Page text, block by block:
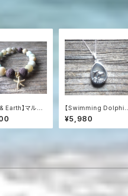
Earth】マルチ
イトと焦茶熔岩
アロマブレス
スターフィッシ
【Swimming Dolphin
s】カルセドニーの海を
泳ぐイルカのネックレス
/ SV925
¥5,980